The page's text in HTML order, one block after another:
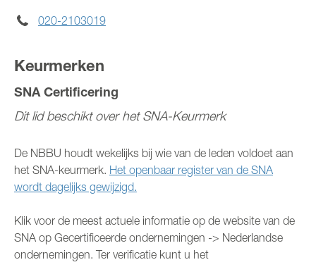
WORD LID
020-2103019
Keurmerken
SNA Certificering
Dit lid beschikt over het SNA-Keurmerk
De NBBU houdt wekelijks bij wie van de leden voldoet aan
het SNA-keurmerk. Het openbaar register van de SNA
wordt dagelijks gewijzigd.
Klik voor de meest actuele informatie op de website van de
SNA op Gecertificeerde ondernemingen -> Nederlandse
ondernemingen. Ter verificatie kunt u het